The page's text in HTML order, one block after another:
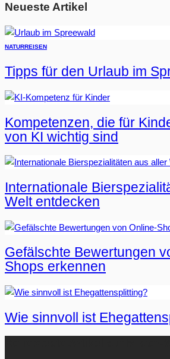
Neueste Artikel
NATURREISEN
Tipps für den Urlaub im
Kompetenzen, die für
von KI wichtig sind
Internationale
Welt entdecken
Gefälschte Bewertungen
Shops erkennen
Wie sinnvoll ist